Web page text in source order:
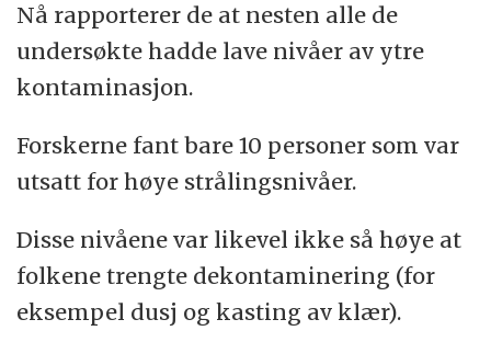
Nå rapporterer de at nesten alle de
undersøkte hadde lave nivåer av ytre
kontaminasjon.
Forskerne fant bare 10 personer som var
utsatt for høye strålingsnivåer.
Disse nivåene var likevel ikke så høye at
folkene trengte dekontaminering (for
eksempel dusj og kasting av klær).